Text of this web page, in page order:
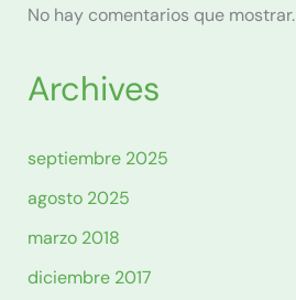
No hay comentarios que mostrar.
Archives
septiembre 2025
agosto 2025
marzo 2018
diciembre 2017